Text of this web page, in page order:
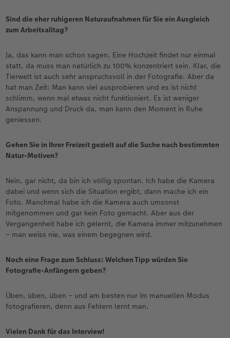
Sind die eher ruhigeren Naturaufnahmen für Sie ein Ausgleich
zum Arbeitsalltag?
Ja, das kann man schon sagen. Eine Hochzeit findet nur einmal
statt, da muss man natürlich zu 100% konzentriert sein. Klar, die
Tierwelt ist auch sehr anspruchsvoll in der Fotografie. Aber da
hat man Zeit: Man kann viel ausprobieren und es ist nicht
schlimm, wenn mal etwas nicht funktioniert. Es ist weniger
Anspannung und Druck da, man kann den Moment in Ruhe
geniessen.
Gehen Sie in Ihrer Freizeit gezielt auf die Suche nach bestimmten
Natur-Motiven?
Nein, gar nicht, da bin ich völlig spontan. Ich habe die Kamera
dabei und wenn sich die Situation ergibt, dann mache ich ein
Foto. Manchmal habe ich die Kamera auch umsonst
mitgenommen und gar kein Foto gemacht. Aber aus der
Vergangenheit habe ich gelernt, die Kamera immer mitzunehmen
– man weiss nie, was einem begegnen wird.
Noch eine Frage zum Schluss: Welchen Tipp würden Sie
Fotografie-Anfängern geben?
Üben, üben, üben – und am besten nur im manuellen Modus
fotografieren, denn aus Fehlern lernt man.
Vielen Dank für das Interview!